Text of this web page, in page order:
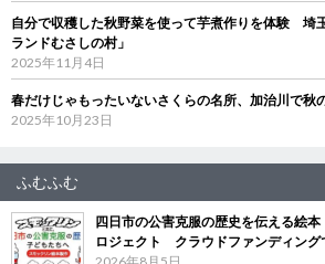
自分で収穫した秋野菜を使って芋煮作りを体験 埼
ランドむさしの村」
2025年11月4日
春だけじゃもったいないさくらの名所、加治川で秋
2025年10月23日
ふむふむ
四日市の公害克服の歴史を伝える絵
ロジェクト クラウドファンディング